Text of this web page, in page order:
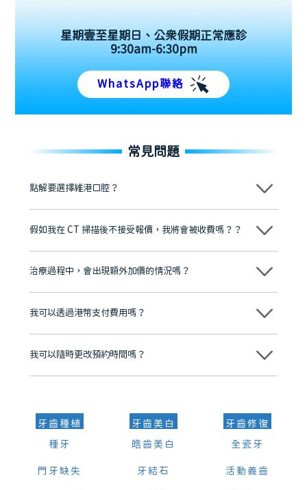
星期壹至星期日、公眾假期正常應診
9:30am-6:30pm
WhatsApp聯絡
常見問題
點解要選擇維港口腔？
維港口腔踐行「醫道濟世」的大學校訓，各分院匯聚來自香港、內地的
牌」、「2025香港企業領袖品牌」，是諾貝爾種植系統全球放心植牙中
至今已服務超過三十個國家和地區的顧客，受到粵港澳大灣區及周邊城
市市民極高的口碑評價及信任推薦 珠海、深圳設有八大分院，香港亦設
有咨詢及服務保障中心，有任何問題都可以隨時預約免費咨詢，讓人十
假如我在 CT 掃描後不接受報價，我將會被收費嗎？？
不會！只要未開始實際服務之前，你不會被收取任何費用。
治療過程中，會出現額外加價的情況嗎？
不會，治療前我們會詳細說明治療方案及對應的價錢，顧客同意並簽字
我可以透過港幣支付費用嗎？
可以。維港口腔會按照當日匯率轉算收取費用，而匯率會及時告知客人
我可以隨時更改預約時間嗎？
可以，請盡早通過wechat或whatsapp聯絡我們，告知我們你原本預約
牙齒種植
種牙
門牙缺失
牙齒美白
皓齒美白
牙結石
牙齒修復
全瓷牙
活動義齒